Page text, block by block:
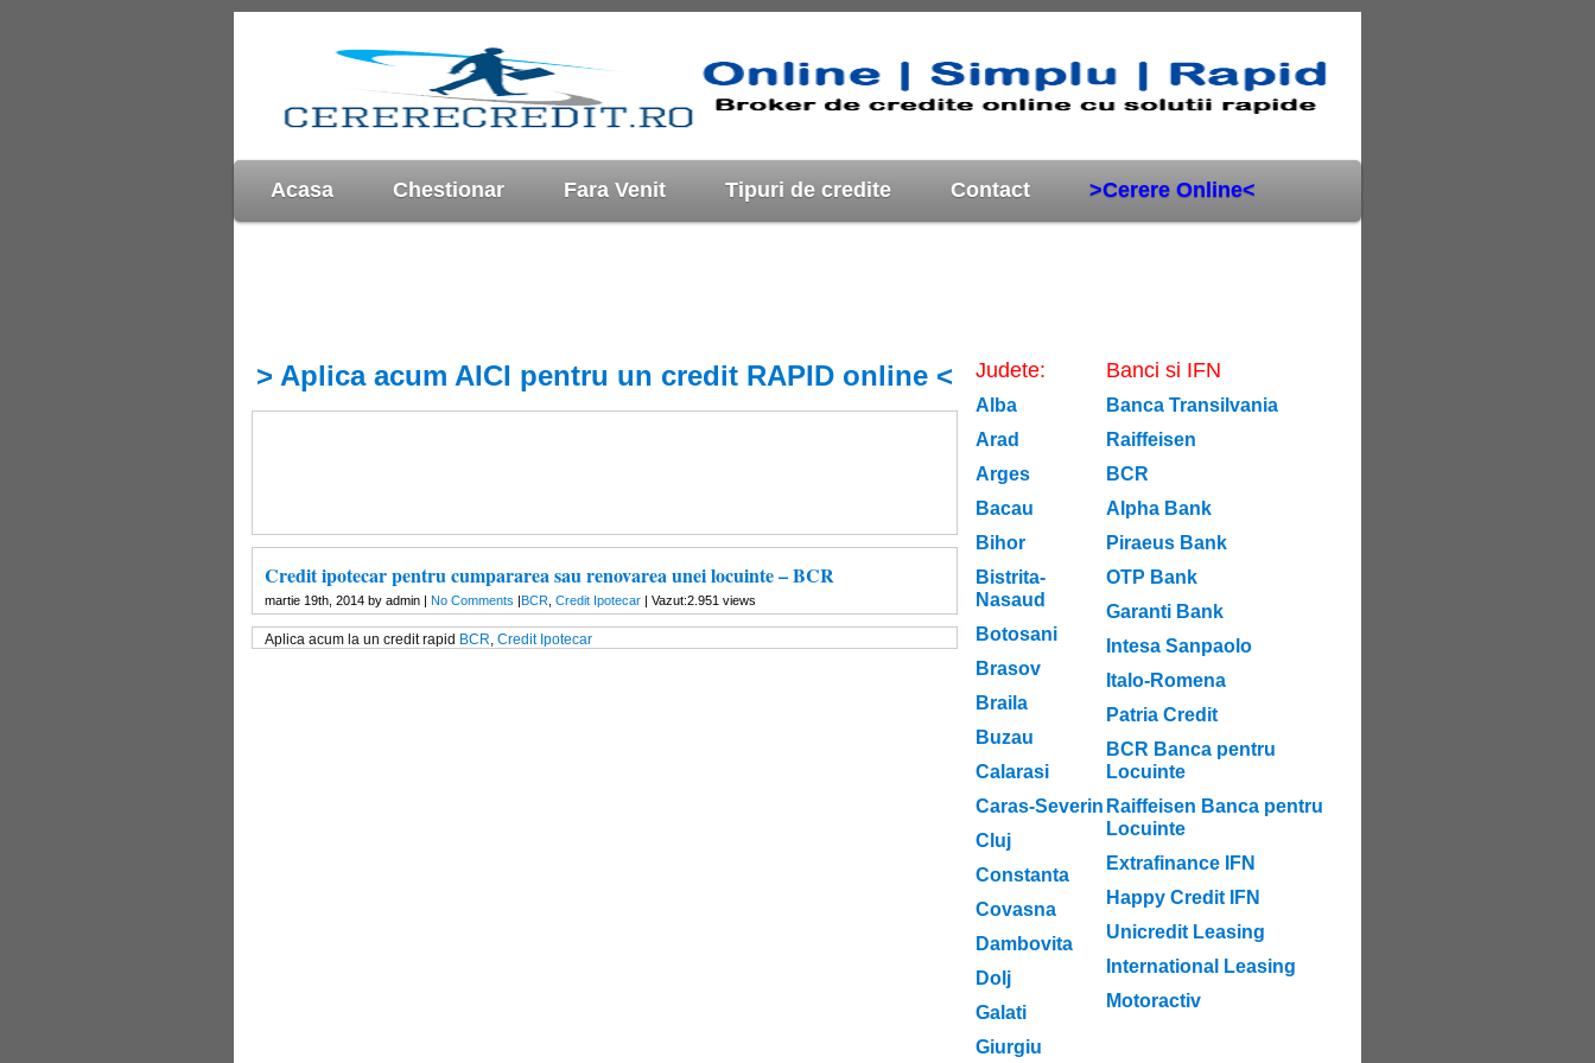
Acasa Chestionar Fara Venit Tipuri de credite Contact >Cerere Online<
> Aplica acum AICI pentru un credit RAPID online <
Credit ipotecar pentru cumpararea sau renovarea unei locuinte – BCR
martie 19th, 2014 by admin | No Comments |BCR Credit Ipotecar | Vazut:2.951 views
Aplica acum la un credit rapid BCR, Credit Ipotecar
Judete:
Alba
Arad
Arges
Bacau
Bihor
Bistrita-
Nasaud
Botosani
Brasov
Braila
Buzau
Calarasi
Caras-Severin
Cluj
Constanta
Covasna
Dambovita
Dolj
Galati
Giurgiu
Banci si IFN
Banca Transilvania
Raiffeisen
BCR
Alpha Bank
Piraeus Bank
OTP Bank
Garanti Bank
Intesa Sanpaolo
Italo-Romena
Patria Credit
BCR Banca pentru
Locuinte
Raiffeisen Banca pentru
Locuinte
Extrafinance IFN
Happy Credit IFN
Unicredit Leasing
International Leasing
Motoractiv